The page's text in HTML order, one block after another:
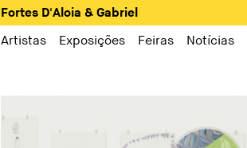
Fortes D'Aloia & Gabriel
Artistas Exposições Feiras Notícias